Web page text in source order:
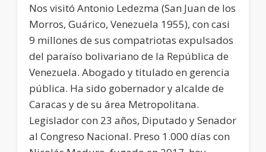
Nos visitó Antonio Ledezma (San Juan de los
Morros, Guárico, Venezuela 1955), con casi
9 millones de sus compatriotas expulsados
del paraíso bolivariano de la República de
Venezuela. Abogado y titulado en gerencia
pública. Ha sido gobernador y alcalde de
Caracas y de su área Metropolitana.
Legislador con 23 años, Diputado y Senador
al Congreso Nacional. Preso 1.000 días con